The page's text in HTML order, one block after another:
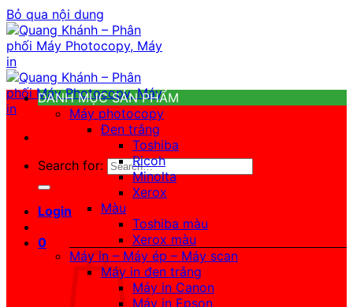
Bỏ qua nội dung
Search for:
Login
0
DANH MỤC SẢN PHẨM
Máy photocopy
Đen trắng
Toshiba
Ricoh
Minolta
Xerox
Màu
Toshiba màu
Xerox màu
Máy in – Máy ép – Máy scan
Máy in đen trắng
Máy in Canon
Máy in Epson